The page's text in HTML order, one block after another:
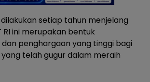
setiap tahun menjelang
RI ini merupakan bentuk
penghargaan yang tinggi bagi
telah gugur dalam meraih